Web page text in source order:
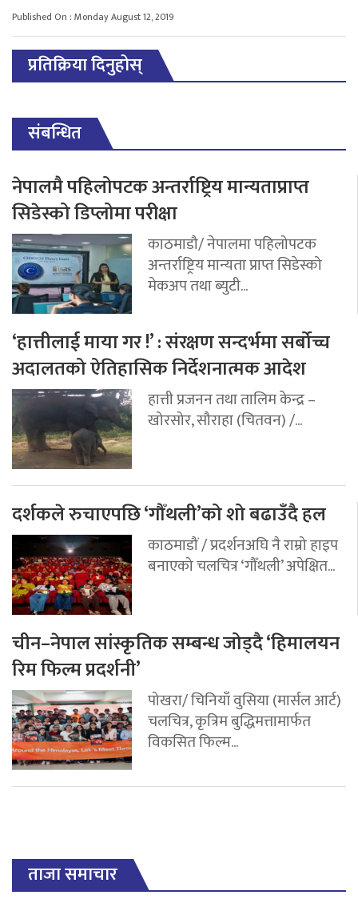
Published On : Monday August 12, 2019
प्रतिक्रिया दिनुहोस्
संबन्धित
नेपालमै पहिलोपटक अन्तर्राष्ट्रिय मान्यताप्राप्त
सिडेस्को डिप्लोमा परीक्षा
काठमाडौ/ नेपालमा पहिलोपटक
अन्तर्राष्ट्रिय मान्यता प्राप्त सिडेस्को
मेकअप तथा ब्युटी...
‘हात्तीलाई माया गर !’ : संरक्षण सन्दर्भमा सर्बोच्च
अदालतको ऐतिहासिक निर्देशनात्मक आदेश
हात्ती प्रजनन तथा तालिम केन्द्र –
खोरसोर, सौराहा (चितवन) /...
दर्शकले रुचाएपछि ‘गौँथली’को शो बढाउँदै हल
काठमाडौं / प्रदर्शनअघि नै राम्रो हाइप
बनाएको चलचित्र ‘गौँथली’ अपेक्षित...
चीन–नेपाल सांस्कृतिक सम्बन्ध जोड्दै ‘हिमालयन
रिम फिल्म प्रदर्शनी’
पोखरा/ चिनियाँ वुसिया (मार्सल आर्ट)
चलचित्र, कृत्रिम बुद्धिमत्तामार्फत
विकसित फिल्म...
ताजा समाचार